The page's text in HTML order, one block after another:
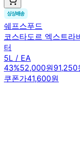
쉐프스푸드
코스타도르 엑스트
터
5L / EA
43%52,000원91,250
쿠폰가41,600원